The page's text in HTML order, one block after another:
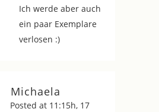
Ich werde aber auch
ein paar Exemplare
verlosen :)
Michaela
Posted at 11:15h, 17